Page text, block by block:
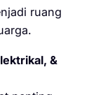
ruang
&